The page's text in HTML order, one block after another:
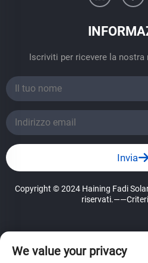
Iscriviti per ricevere la
Invia
Copyright © 2024 Haining Fadi
riservati.
We value your privacy